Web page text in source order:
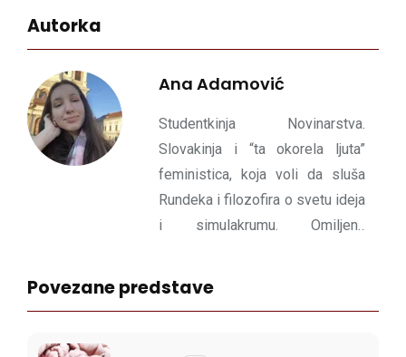
Autorka
Ana Adamović
Studentkinja Novinarstva.
Slovakinja i “ta okorela ljuta”
feministica, koja voli da sluša
Rundeka i filozofira o svetu ideja
i simulakrumu. Omiljena
Povezane predstave